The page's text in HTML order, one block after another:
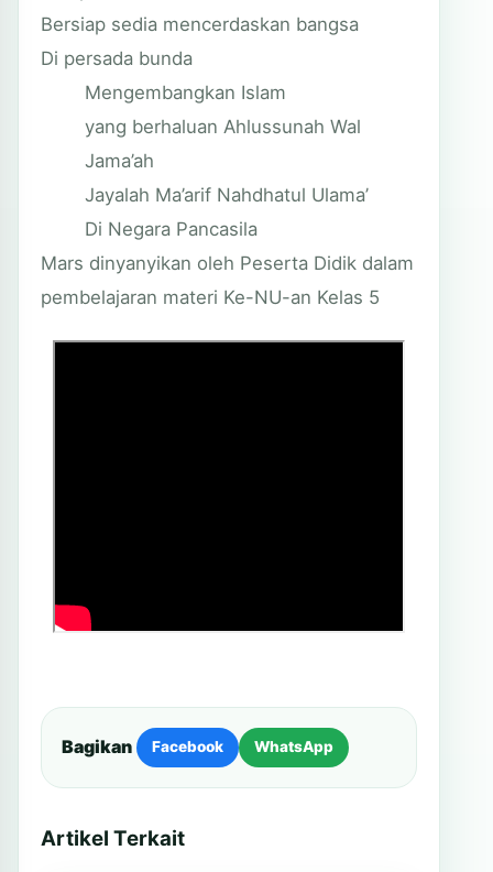
Bersiap sedia mencerdaskan bangsa
Di persada bunda
Mengembangkan Islam
yang berhaluan Ahlussunah Wal
Jama’ah
Jayalah Ma’arif Nahdhatul Ulama’
Di Negara Pancasila
Mars dinyanyikan oleh Peserta Didik dalam
pembelajaran materi Ke-NU-an Kelas 5
Bagikan Facebook WhatsApp
Artikel Terkait